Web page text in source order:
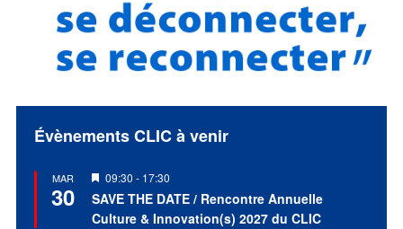
Évènements CLIC à venir
MAR
30
Mis
en
avant
09:30 - 17:30
SAVE THE DATE / Rencontre Annuelle
Culture & Innovation(s) 2027 du CLIC